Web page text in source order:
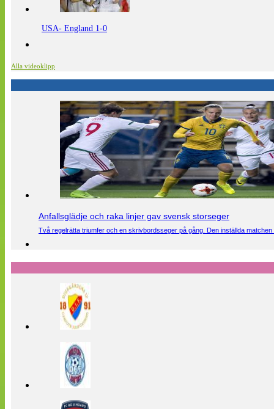
USA- England 1-0
Alla videoklipp
Anfallsglädje och raka linjer gav svensk storseger
Två regelrätta triumfer och en skrivbordsseger på gång. Den inställda